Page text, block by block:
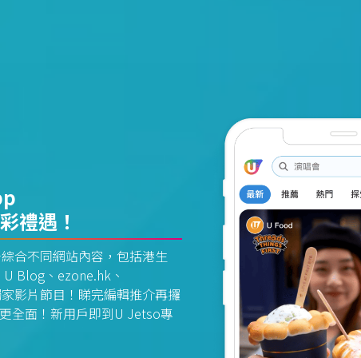
禮遇！
合不同網站內容，包括港生
Blog、ezone.hk、
影片節目！睇完編輯推介再攞
全面！新用戶即到U Jetso專